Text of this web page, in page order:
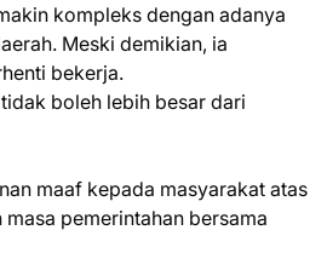
kompleks dengan adanya
Meski demikian, ia
bekerja.
boleh lebih besar dari
maaf kepada masyarakat atas
pemerintahan bersama